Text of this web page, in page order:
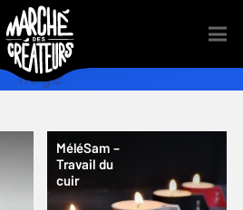
liege
MéléSam –
Travail du
cuir